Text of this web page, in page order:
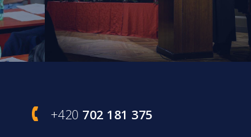
+420 702 181 375